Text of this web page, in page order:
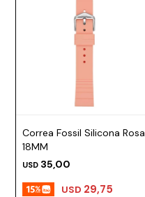
Correa Fossil Silicona Rosa
18MM
USD 35,00
USD 29,75